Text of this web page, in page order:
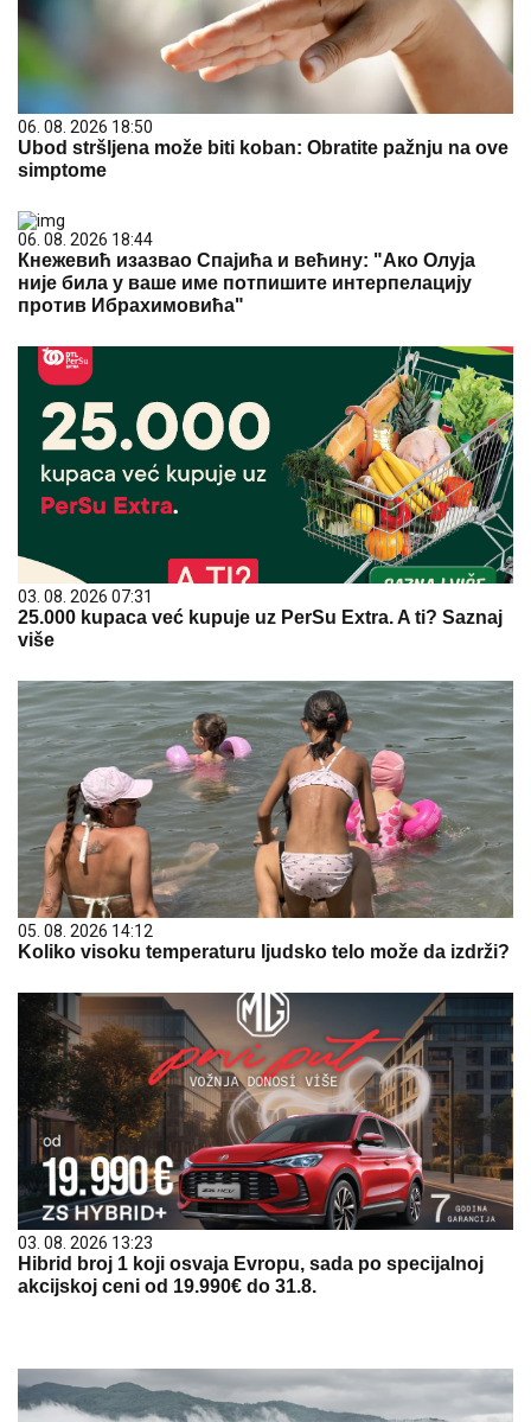
06. 08. 2026 18:50
Ubod stršljena može biti koban: Obratite pažnju na ove
simptome
06. 08. 2026 18:44
Кнежевић изазвао Спајића и већину: "Ако Олуја
није била у ваше име потпишите интерпелацију
против Ибрахимовића"
03. 08. 2026 07:31
25.000 kupaca već kupuje uz PerSu Extra. A ti? Saznaj
više
05. 08. 2026 14:12
Koliko visoku temperaturu ljudsko telo može da izdrži?
03. 08. 2026 13:23
Hibrid broj 1 koji osvaja Evropu, sada po specijalnoj
akcijskoj ceni od 19.990€ do 31.8.